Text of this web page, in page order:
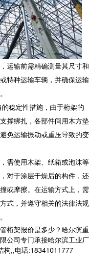
运输前需精确测量其尺寸和
特种运输车辆，并确保运输
稳定性措施，由于桁架的
撑绑扎，各部件间用木方垫
免运输振动或重压导致的变
需使用木架、纸箱或泡沫等
对于涂层干燥后的构件，还
或摩擦。在运输方式上，需
式，并遵守相关的法律法规
桁架报价是多少？哈尔滨重
公司专门承接哈尔滨工业厂
构,,电话:18341011777